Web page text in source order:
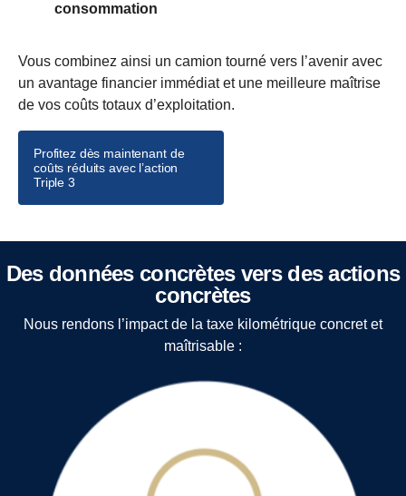
consommation
Vous combinez ainsi un camion tourné vers l’avenir avec
un avantage financier immédiat et une meilleure maîtrise
de vos coûts totaux d’exploitation.
Profitez dès maintenant de
coûts réduits avec l’action
Triple 3
Des données concrètes vers des actions
concrètes
Nous rendons l’impact de la taxe kilométrique concret et
maîtrisable :